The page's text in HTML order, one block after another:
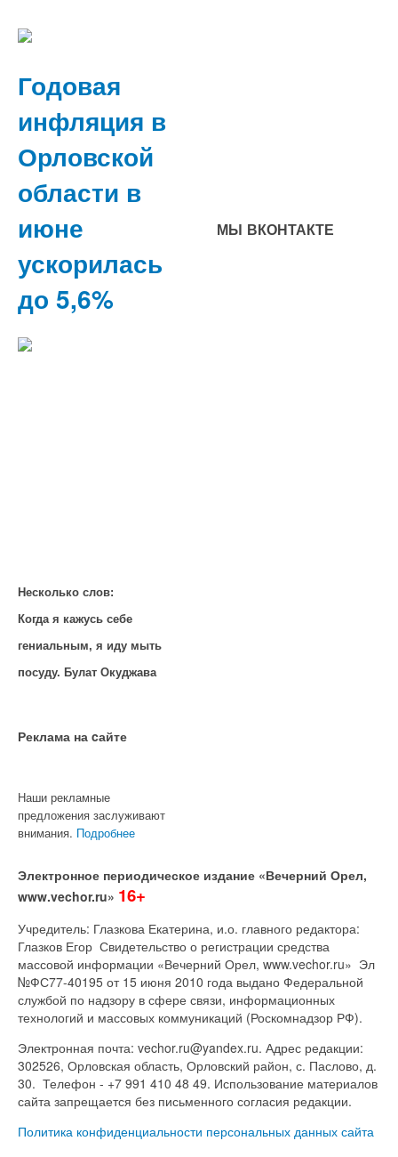
Годовая
инфляция в
Орловской
области в
июне
ускорилась
до 5,6%
Несколько слов:
Когда я кажусь себе
гениальным, я иду мыть
посуду. Булат Окуджава
Реклама на cайте
Наши рекламные
предложения заслуживают
внимания. Подробнее
МЫ ВКОНТАКТЕ
Электронное периодическое издание «Вечерний Орел,
www.vechor.ru» 16+
Учредитель: Глазкова Екатерина, и.о. главного редактора:
Глазков Егор Свидетельство о регистрации средства
массовой информации «Вечерний Орел, www.vechor.ru» Эл
№ФС77-40195 от 15 июня 2010 года выдано Федеральной
службой по надзору в сфере связи, информационных
технологий и массовых коммуникаций (Роскомнадзор РФ).
Электронная почта: vechor.ru@yandex.ru. Адрес редакции:
302526, Орловская область, Орловский район, с. Паслово, д.
30. Телефон - +7 991 410 48 49. Использование материалов
сайта запрещается без письменного согласия редакции.
Политика конфиденциальности персональных данных сайта